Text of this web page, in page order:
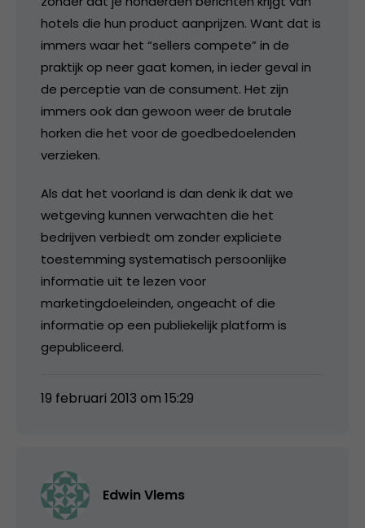
hotels die hun product aanprijzen. Want dat is
immers waar het “sellers compete” in de
praktijk op neer gaat komen, in ieder geval in
de perceptie van de consument. Het zijn
immers ook dan gewoon weer de brutale
horken die het voor de goedbedoelenden
verzieken.
Als dat het voorland is dan denk ik dat we
wetgeving kunnen verwachten die het
bedrijven verbiedt om zonder expliciete
toestemming systematisch persoonlijke
informatie uit te lezen voor
marketingdoeleinden, ongeacht of die
informatie op een publiekelijk platform is
gepubliceerd.
19 februari 2013 om 15:29
Edwin Vlems